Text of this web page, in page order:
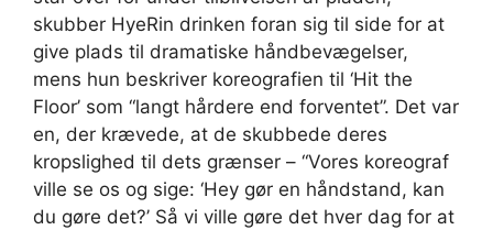
skubber HyeRin drinken foran sig til side for at
give plads til dramatiske håndbevægelser,
mens hun beskriver koreografien til ‘Hit the
Floor’ som “langt hårdere end forventet”. Det var
en, der krævede, at de skubbede deres
kropslighed til dets grænser – “Vores koreograf
ville se os og sige: ‘Hey gør en håndstand, kan
du gøre det?’ Så vi ville gøre det hver dag for at